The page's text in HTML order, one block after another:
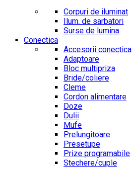
Corpuri de iluminat
Ilum. de sarbatori
Surse de lumina
Conectica
Accesorii conectica
Adaptoare
Bloc multipriza
Bride/coliere
Cleme
Cordon alimentare
Doze
Dulii
Mufe
Prelungitoare
Presetupe
Prize programabile
Stechere/cuple